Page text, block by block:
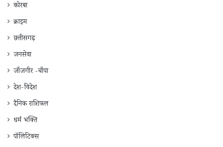
कोरबा
क्राइम
छत्तीसगढ़
जनसेवा
जाँजगीर -चाँपा
देश-विदेश
दैनिक राशिफ़ल
धर्म भक्ति
पॉलिटिक्स